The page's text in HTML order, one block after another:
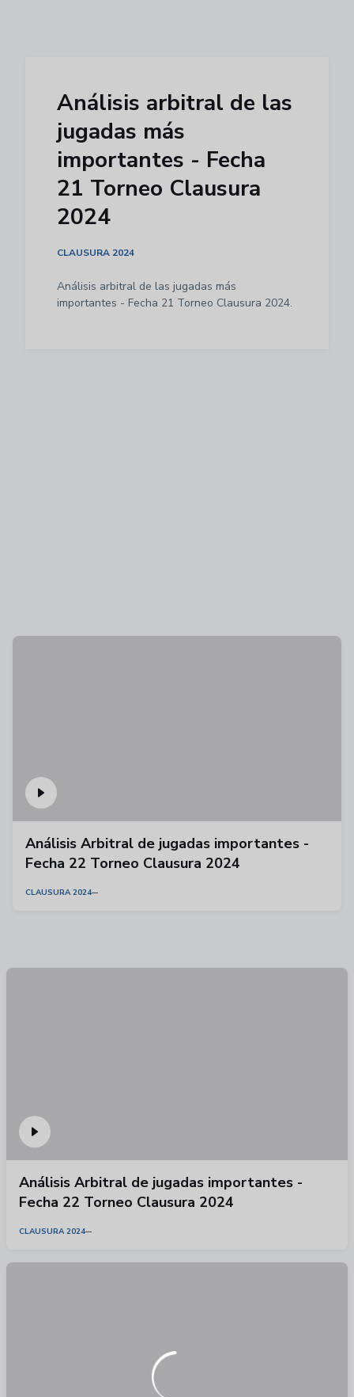
Análisis arbitral de las
jugadas más
importantes - Fecha
21 Torneo Clausura
2024
CLAUSURA 2024
Análisis arbitral de las jugadas más
importantes - Fecha 21 Torneo Clausura 2024.
Análisis Arbitral de jugadas importantes -
Fecha 22 Torneo Clausura 2024
CLAUSURA 2024
Análisis Arbitral de jugadas importantes -
Fecha 22 Torneo Clausura 2024
CLAUSURA 2024